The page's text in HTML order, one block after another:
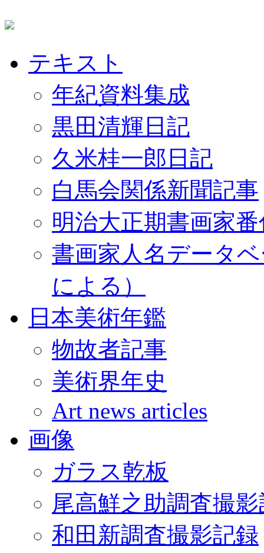
テキスト
年紀資料集成
黒田清輝日記
久米桂一郎日記
白馬会関係新聞記事
明治大正期書画家
書画家人名データ
による）
日本美術年鑑
物故者記事
美術界年史
Art news articles
画像
ガラス乾板
尾高鮮之助調査撮
和田新調査撮影記録